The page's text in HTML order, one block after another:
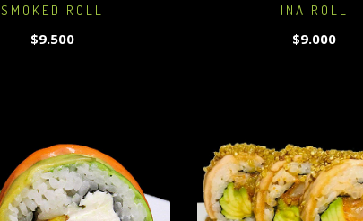
SMOKED ROLL
$9.500
INA ROLL
$9.000